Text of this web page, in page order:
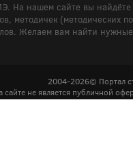
На нашем сайте вы
методичек (методических
Желаем вам найти
2004-2026© Портал
не является публичной